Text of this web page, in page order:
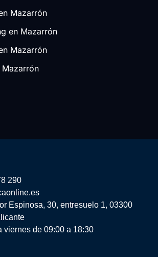
Mazarrón
en Mazarrón
Mazarrón
Mazarrón
290
Espinosa, 30, entresuelo 1, 03300
viernes de 09:00 a 18:30